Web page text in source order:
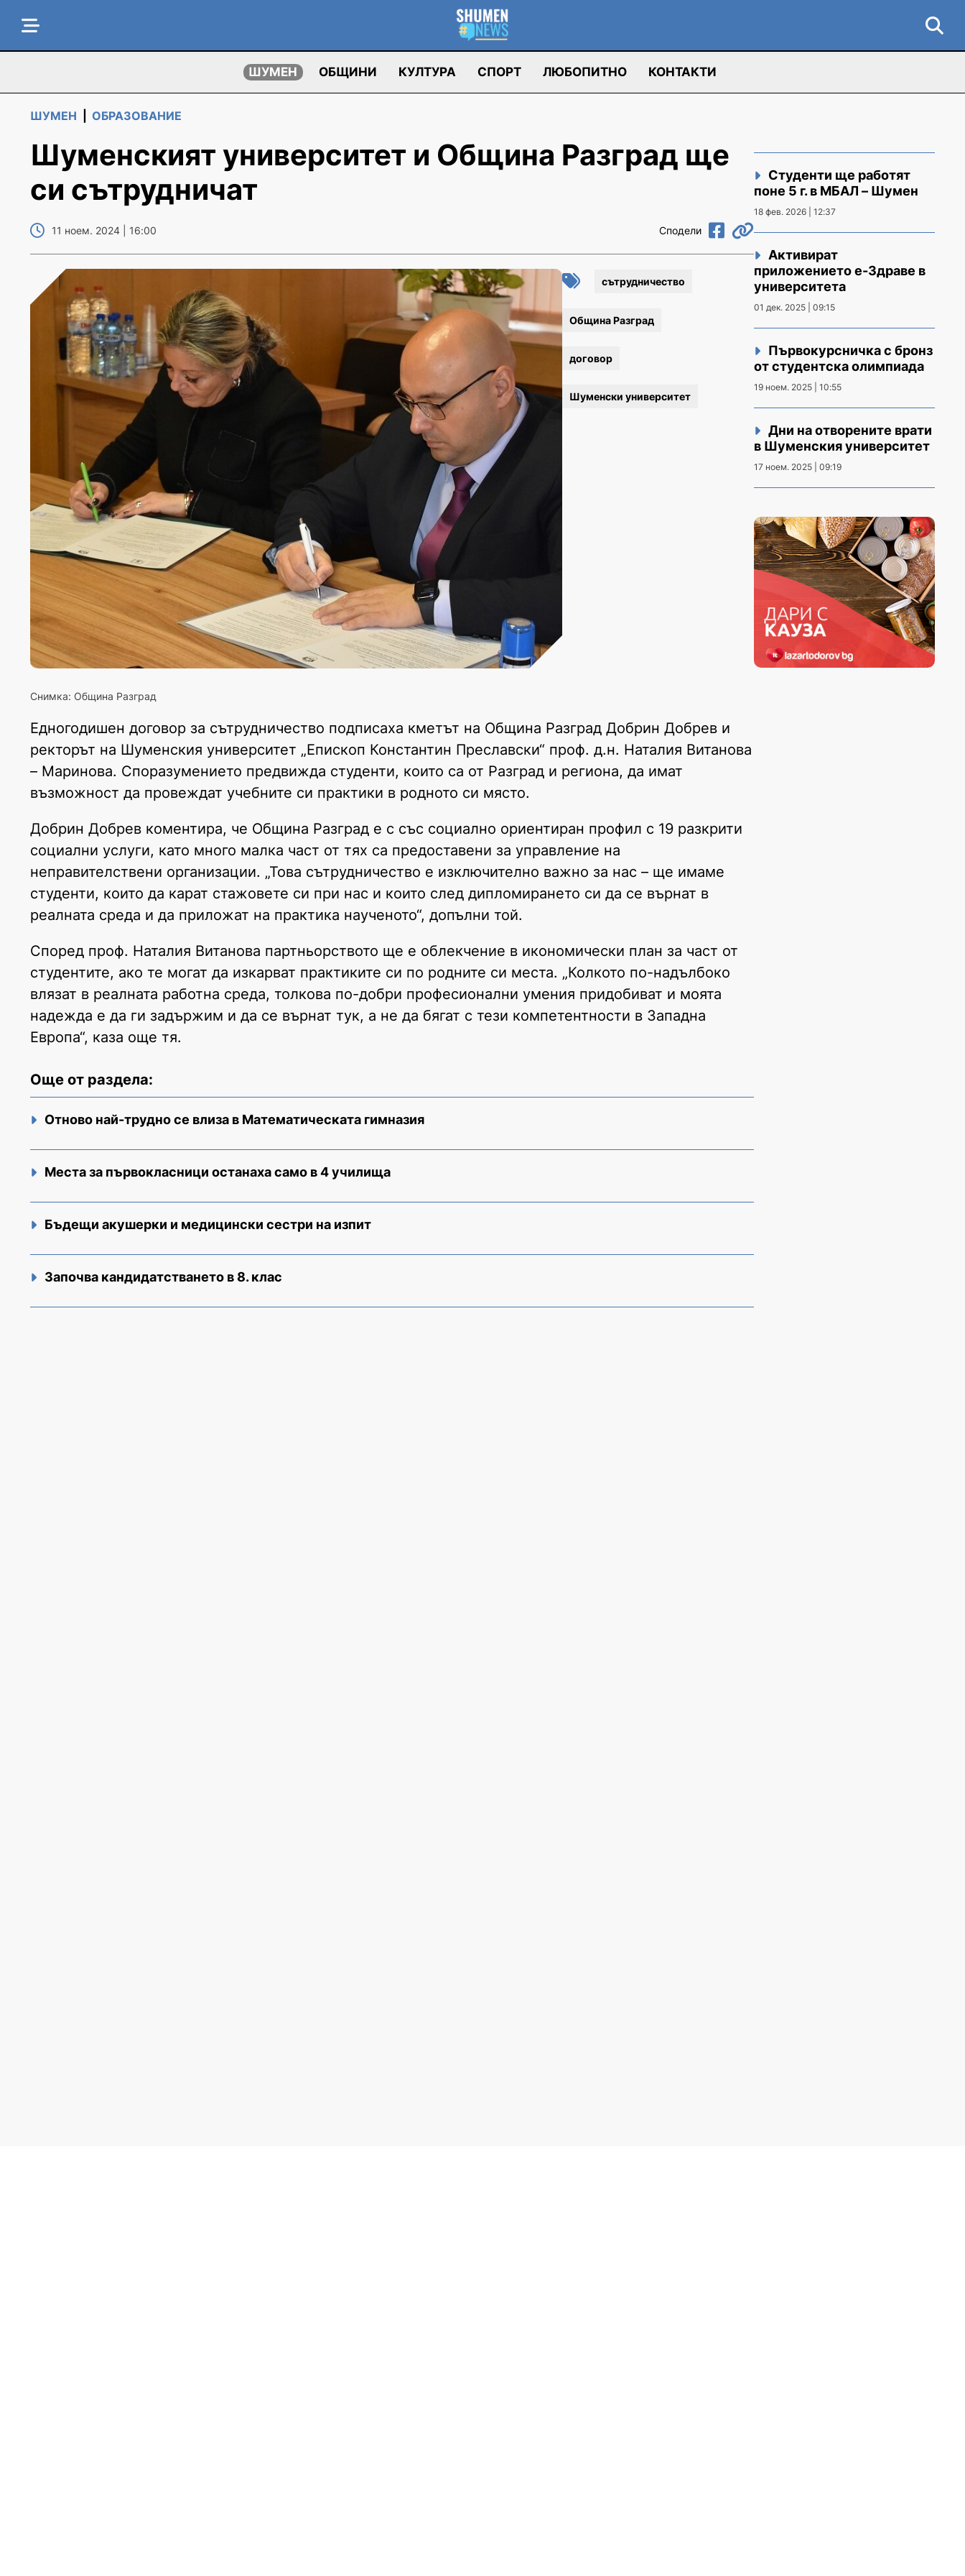
ШУМЕН ОБЩИНИ КУЛТУРА СПОРТ ЛЮБОПИТНО КОНТАКТИ
ШУМЕН ОБРАЗОВАНИЕ
Шуменският университет и Община Разград ще
си сътрудничат
11 ноем. 2024 | 16:00 Сподели
сътрудничество
Община Разград
договор
Шуменски университет
Снимка: Община Разград
Едногодишен договор за сътрудничество подписаха кметът на Община Разград Добрин Добрев и
ректорът на Шуменския университет „Епископ Константин Преславски“ проф. д.н. Наталия Витанова
– Маринова. Споразумението предвижда студенти, които са от Разград и региона, да имат
възможност да провеждат учебните си практики в родното си място.
Добрин Добрев коментира, че Община Разград е с със социално ориентиран профил с 19 разкрити
социални услуги, като много малка част от тях са предоставени за управление на
неправителствени организации. „Това сътрудничество е изключително важно за нас – ще имаме
студенти, които да карат стажовете си при нас и които след дипломирането си да се върнат в
реалната среда и да приложат на практика наученото“, допълни той.
Според проф. Наталия Витанова партньорството ще е облекчение в икономически план за част от
студентите, ако те могат да изкарват практиките си по родните си места. „Колкото по-надълбоко
влязат в реалната работна среда, толкова по-добри професионални умения придобиват и моята
надежда е да ги задържим и да се върнат тук, а не да бягат с тези компетентности в Западна
Европа“, каза още тя.
Още от раздела:
Отново най-трудно се влиза в Математическата гимназия
Места за първокласници останаха само в 4 училища
Бъдещи акушерки и медицински сестри на изпит
Започва кандидатстването в 8. клас
Студенти ще работят
поне 5 г. в МБАЛ – Шумен
18 фев. 2026 | 12:37
Активират
приложението е-Здраве в
университета
01 дек. 2025 | 09:15
Първокурсничка с бронз
от студентска олимпиада
19 ноем. 2025 | 10:55
Дни на отворените врати
в Шуменския университет
17 ноем. 2025 | 09:19